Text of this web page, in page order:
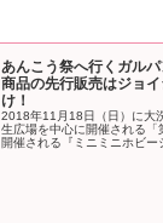
あんこう祭へ行くガル
商品の先行販売はジョ
け！
2018年11月18日（日）に大
生広場を中心に開催される
開催される『ミニミニホビ